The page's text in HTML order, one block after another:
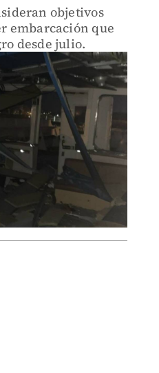
objetivos
embarcación que
desde julio.